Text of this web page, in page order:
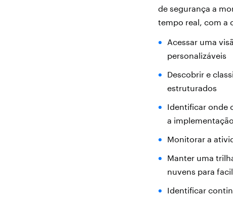
de segurança a
tempo real, com a
Acessar uma
personalizáveis
Descobrir e
estruturados
Identificar onde
a
Monitorar a
Manter uma
nuvens para
Identificar